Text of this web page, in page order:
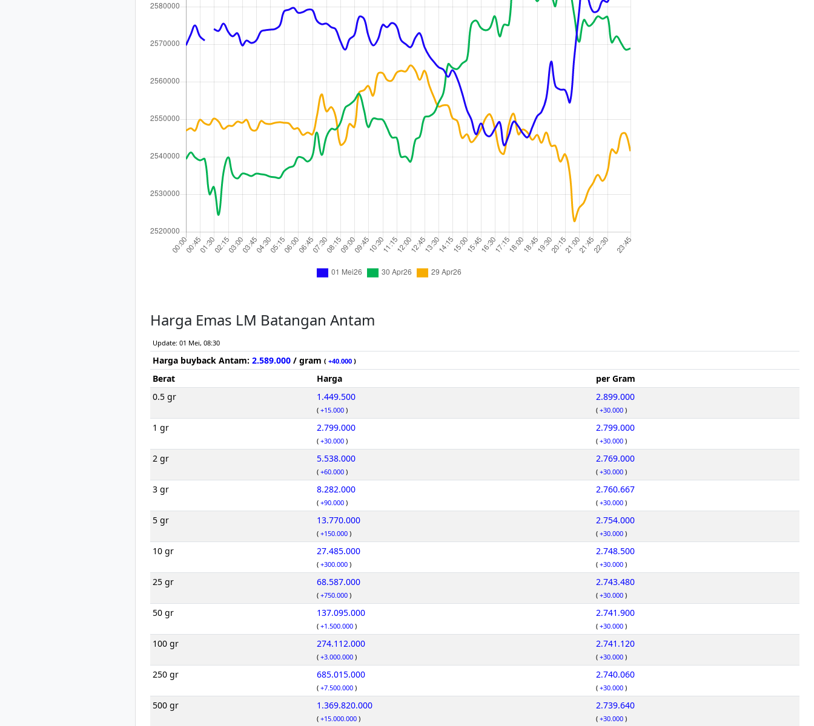
Harga Emas LM Batangan Antam
Update: 01 Mei, 08:30
Harga buyback Antam: 2.589.000 / gram ( +40.000 )
Berat Harga
per Gram
0.5 gr
1.449.500
( +15.000 )
2.899.000
( +30.000 )
1 gr 2.799.000
( +30.000 )
2.799.000
( +30.000 )
2 gr 5.538.000
( +60.000 )
2.769.000
( +30.000 )
3 gr 8.282.000
( +90.000 )
2.760.667
( +30.000 )
5 gr 13.770.000
( +150.000 )
2.754.000
( +30.000 )
10 gr 27.485.000
( +300.000 )
2.748.500
( +30.000 )
25 gr 68.587.000
( +750.000 )
2.743.480
( +30.000 )
50 gr 137.095.000
( +1.500.000 )
2.741.900
( +30.000 )
100 gr 274.112.000
( +3.000.000 )
2.741.120
( +30.000 )
250 gr 685.015.000
( +7.500.000 )
2.740.060
( +30.000 )
500 gr 1.369.820.000
( +15.000.000 )
2.739.640
( +30.000 )